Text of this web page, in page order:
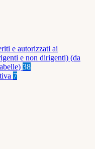
e autorizzati ai
e non dirigenti) (da
38
7